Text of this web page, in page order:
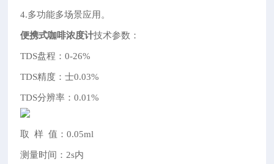
4.多功能多场景应用。
便携式咖啡浓度计技术参数：
TDS盘程：0-26%
TDS精度：士0.03%
TDS分辨率：0.01%
取 样 值：0.05ml
测量时间：2s内